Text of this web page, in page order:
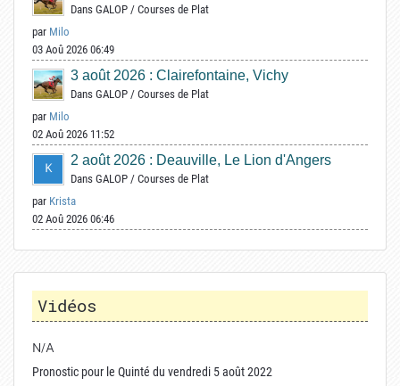
Dans GALOP / Courses de Plat
par Milo
03 Aoû 2026 06:49
3 août 2026 : Clairefontaine, Vichy
Dans GALOP / Courses de Plat
par Milo
02 Aoû 2026 11:52
2 août 2026 : Deauville, Le Lion d'Angers
Dans GALOP / Courses de Plat
par Krista
02 Aoû 2026 06:46
Vidéos
N/A
Pronostic pour le Quinté du vendredi 5 août 2022